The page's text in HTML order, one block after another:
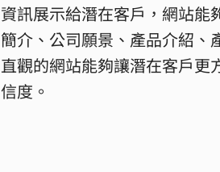
資訊展示給潛在客戶，網站能
簡介、公司願景、產品介紹、
直觀的網站能夠讓潛在客戶更
信度。